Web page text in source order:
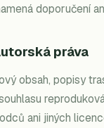
doporučení
práva
obsah, popisy
ani jiných